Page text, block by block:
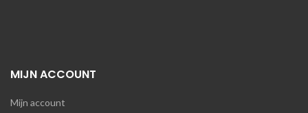
MIJN ACCOUNT
Mijn account